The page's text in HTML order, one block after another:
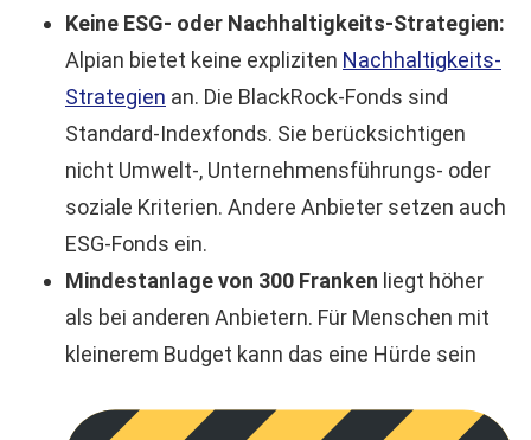
Keine ESG- oder Nachhaltigkeits-Strategien:
Alpian bietet keine expliziten Nachhaltigkeits-
Strategien an. Die BlackRock-Fonds sind
Standard-Indexfonds. Sie berücksichtigen
nicht Umwelt-, Unternehmensführungs- oder
soziale Kriterien. Andere Anbieter setzen auch
ESG-Fonds ein.
Mindestanlage von 300 Franken liegt höher
als bei anderen Anbietern. Für Menschen mit
kleinerem Budget kann das eine Hürde sein